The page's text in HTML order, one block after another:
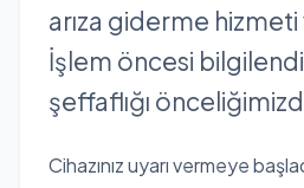
arıza giderme
İşlem öncesi
şeffaflığı
Cihazınız uyarı vermeye